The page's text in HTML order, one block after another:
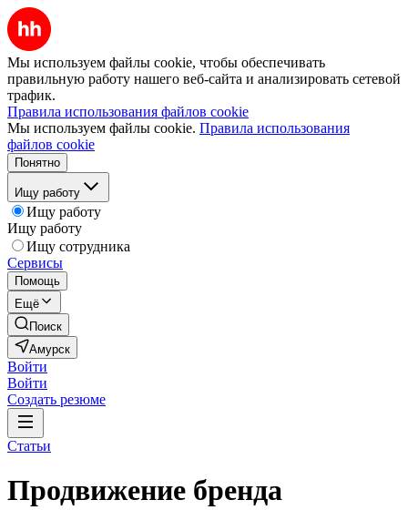
Мы используем файлы cookie, чтобы обеспечивать
правильную работу нашего веб-сайта и анализировать сетевой
трафик.
Правила использования файлов cookie
Мы используем файлы cookie. Правила использования
файлов cookie
Понятно
Ищу работу
Ищу работу
Ищу работу
Ищу сотрудника
Сервисы
Помощь
Ещё
Поиск
Амурск
Войти
Войти
Создать резюме
Статьи
Продвижение бренда